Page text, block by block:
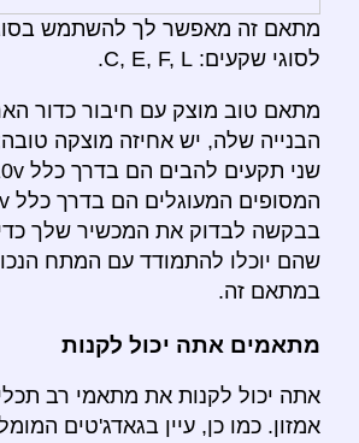
לסוגי שקעים: C, E, F, L.
מתאם טוב מוצק עם חיבור כדור
הבנייה שלה, יש אחיזה מוצקה
בבקשה לבדוק את המכשיר שלך
שהם יוכלו להתמודד עם המתח
במתאם זה.
מתאמים אתה יכול לקנות
אתה יכול לקנות את מתאמי רב
אמזון. כמו כן, עיין בגאדג'טים